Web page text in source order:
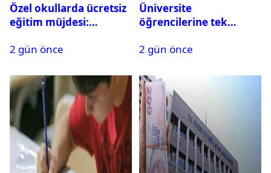
Özel okullarda ücretsiz
eğitim müjdesi:
başladı
2 gün önce
Üniversite
öğrencilerine tek
60 bin liraya kadar burs
2 gün önce